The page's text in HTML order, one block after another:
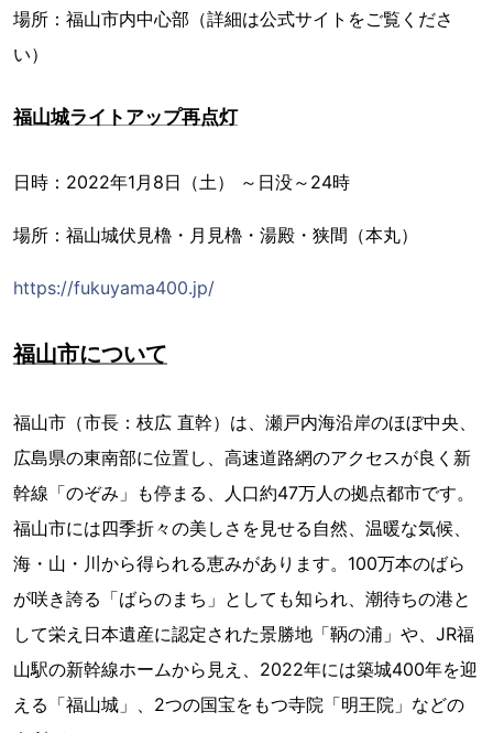
場所：福山市内中心部（詳細は公式サイトをご覧くださ
い）
福山城ライトアップ再点灯
日時：2022年1月8日（土） ～日没～24時
場所：福山城伏見櫓・月見櫓・湯殿・狭間（本丸）
https://fukuyama400.jp/
福山市について
福山市（市長：枝広 直幹）は、瀬戸内海沿岸のほぼ中央、
広島県の東南部に位置し、高速道路網のアクセスが良く新
幹線「のぞみ」も停まる、人口約47万人の拠点都市です。
福山市には四季折々の美しさを見せる自然、温暖な気候、
海・山・川から得られる恵みがあります。100万本のばら
が咲き誇る「ばらのまち」としても知られ、潮待ちの港と
して栄え日本遺産に認定された景勝地「鞆の浦」や、JR福
山駅の新幹線ホームから見え、2022年には築城400年を迎
える「福山城」、2つの国宝をもつ寺院「明王院」などの